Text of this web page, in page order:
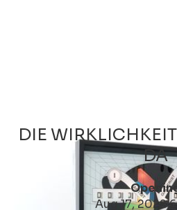
DIE
DA
Aug 17, 2022